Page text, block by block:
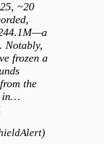
~20
Notably,
frozen a
the
in…